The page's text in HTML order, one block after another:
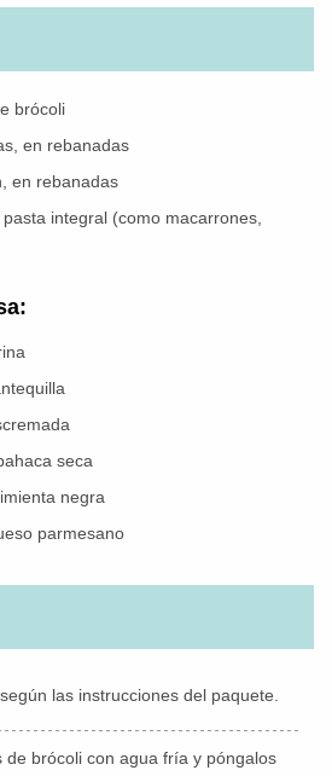
brócoli
en rebanadas
en rebanadas
integral (como macarrones,
seca
negra
parmesano
las instrucciones del paquete.
de brócoli con agua fría y póngalos